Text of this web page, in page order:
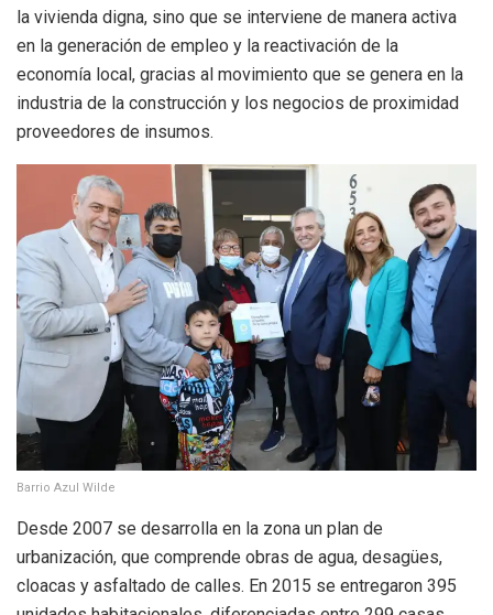
la vivienda digna, sino que se interviene de manera activa
en la generación de empleo y la reactivación de la
economía local, gracias al movimiento que se genera en la
industria de la construcción y los negocios de proximidad
proveedores de insumos.
Barrio Azul Wilde
Desde 2007 se desarrolla en la zona un plan de
urbanización, que comprende obras de agua, desagües,
cloacas y asfaltado de calles. En 2015 se entregaron 395